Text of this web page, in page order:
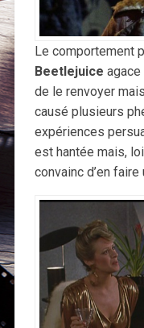
Le comportement
Beetlejuice
de le renvoyer
causé plusieurs
expériences
est hantée mais,
convainc d’en